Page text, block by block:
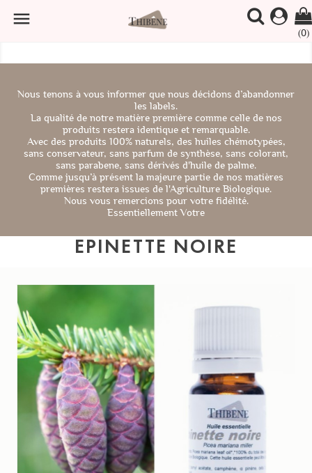

(0)
Nous tenons à vous informer que nous décidons d’abandonner
les labels.
La qualité de notre matière première comme celle de nos
produits restera identique et remarquable.
Avec des produits 100% naturels, des huiles chémotypées,
sans conservateur, sans parfum de synthèse, sans colorant,
sans parabene, sans dérivés d'huile de palme.
Comme jusqu’à présent la majeure partie de nos matières
premières restera issues de l'Agriculture Biologique.
Nous vous remercions pour votre fidélité.
Essentiellement Votre
EPINETTE NOIRE